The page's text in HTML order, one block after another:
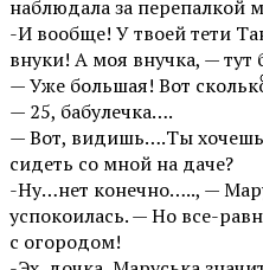
наблюдала за перепалкой
-И вообще! У твоей тети
внуки! А моя внучка, — тут
— Уже большая! Вот
— 25, бабулечка….
— Вот, видишь….Ты хочешь
сидеть со мной на даче?
-Ну…нет конечно….., —
успокоилась. — Но все-
с огородом!